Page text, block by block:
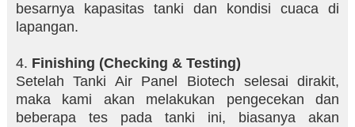
besarnya kapasitas tanki dan kondisi cuaca di
lapangan.
4. Finishing (Checking & Testing)
Setelah Tanki Air Panel Biotech selesai dirakit,
maka kami akan melakukan pengecekan dan
beberapa tes pada tanki ini, biasanya akan